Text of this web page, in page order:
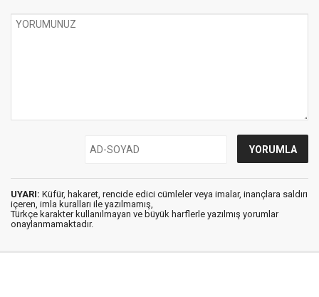
UYARI: Küfür, hakaret, rencide edici cümleler veya imalar, inançlara saldırı
içeren, imla kuralları ile yazılmamış,
Türkçe karakter kullanılmayan ve büyük harflerle yazılmış yorumlar
onaylanmamaktadır.